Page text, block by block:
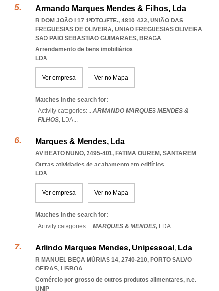
Armando Marques Mendes & Filhos, Lda
R DOM JOÃO I 17 1ºDTO./FTE., 4810-422, UNIÃO DAS
FREGUESIAS DE OLIVEIRA, UNIAO FREGUESIAS OLIVEIRA
SAO PAIO SEBASTIAO GUIMARAES, BRAGA
Arrendamento de bens imobiliários
LDA
Ver empresa Ver no Mapa
Matches in the search for:
Activity categories: ...ARMANDO MARQUES MENDES &
FILHOS, LDA...
Marques & Mendes, Lda
AV BEATO NUNO, 2495-401, FATIMA OUREM, SANTAREM
Outras atividades de acabamento em edifícios
LDA
Ver empresa Ver no Mapa
Matches in the search for:
Activity categories: ...MARQUES & MENDES, LDA...
Arlindo Marques Mendes, Unipessoal, Lda
R MANUEL BEÇA MÚRIAS 14, 2740-210, PORTO SALVO
OEIRAS, LISBOA
Comércio por grosso de outros produtos alimentares, n.e.
UNIP